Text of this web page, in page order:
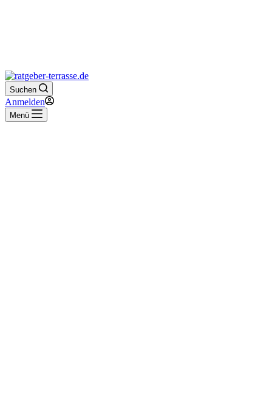
Suchen
Anmelden
Menü